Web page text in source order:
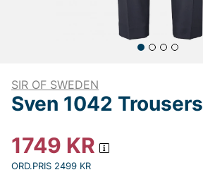
SIR OF SWEDEN
Sven 1042 Trousers
1749 KR
ORD.PRIS 2499 KR